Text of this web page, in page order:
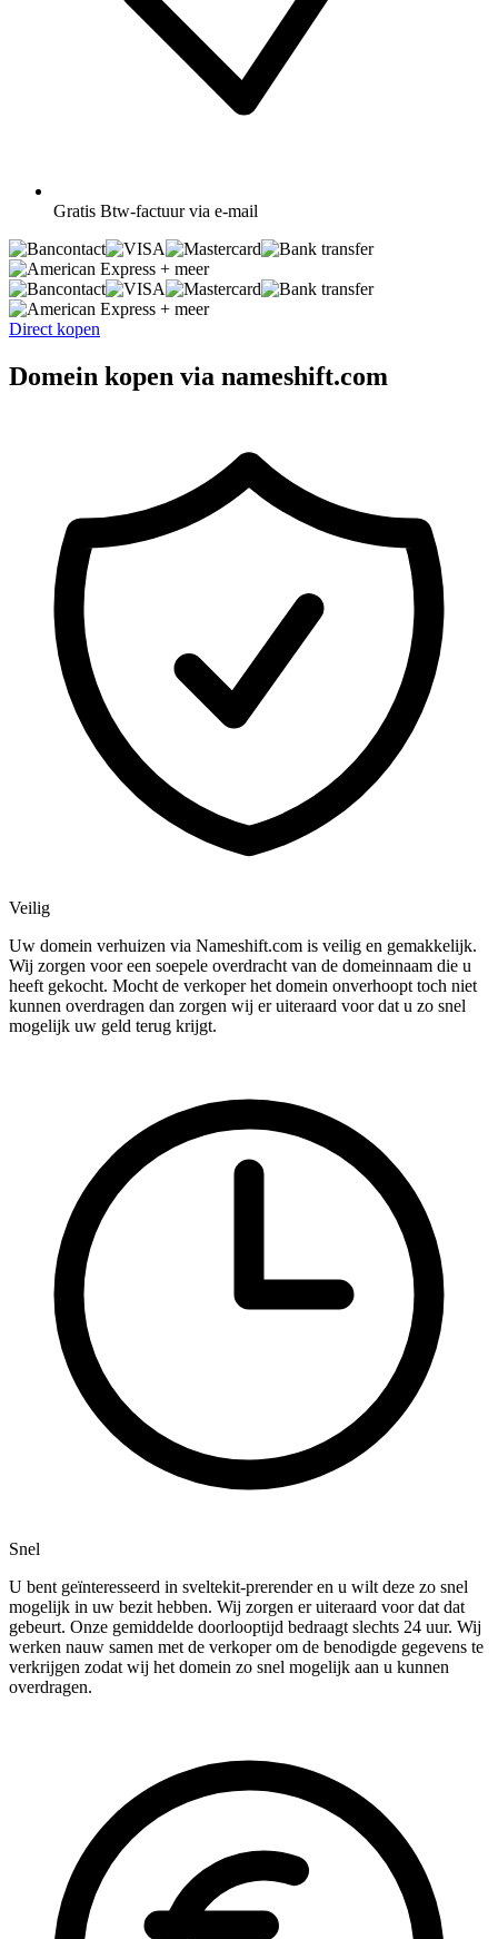
Gratis Btw-factuur via e-mail
+ meer
+ meer
Direct kopen
Domein kopen via nameshift.com
Veilig
Uw domein verhuizen via Nameshift.com is veilig en gemakkelijk.
Wij zorgen voor een soepele overdracht van de domeinnaam die u
heeft gekocht. Mocht de verkoper het domein onverhoopt toch niet
kunnen overdragen dan zorgen wij er uiteraard voor dat u zo snel
mogelijk uw geld terug krijgt.
Snel
U bent geïnteresseerd in sveltekit-prerender en u wilt deze zo snel
mogelijk in uw bezit hebben. Wij zorgen er uiteraard voor dat dat
gebeurt. Onze gemiddelde doorlooptijd bedraagt slechts 24 uur. Wij
werken nauw samen met de verkoper om de benodigde gegevens te
verkrijgen zodat wij het domein zo snel mogelijk aan u kunnen
overdragen.